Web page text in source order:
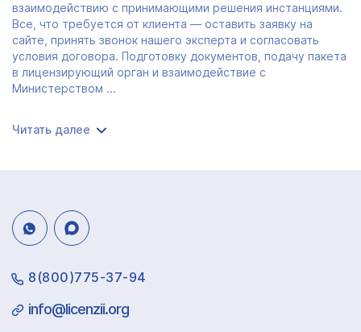
взаимодействию с принимающими решения инстанциями.
Все, что требуется от клиента — оставить заявку на
сайте, принять звонок нашего эксперта и согласовать
условия договора. Подготовку документов, подачу пакета
в лицензирующий орган и взаимодействие с
Министерством ...
Читать далее
8(800)775-37-94
info@licenzii.org